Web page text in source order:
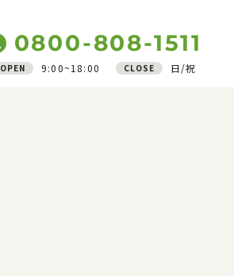
0800-808-1511
OPEN 9:00~18:00 CLOSE 日/祝